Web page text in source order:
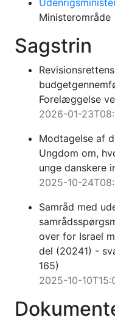
Ministerområde
Sagstrin
Forelæggelse
2026-01-
Modtagelse af
Ungdom om,
unge danskere
2025-10-
Samråd med
over for Israel
del (20241) -
165)
2025-10-